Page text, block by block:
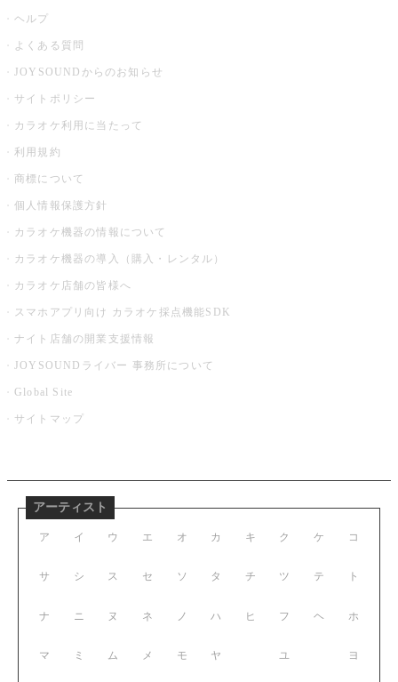
ヘルプ
よくある質問
JOYSOUNDからのお知らせ
サイトポリシー
カラオケ利用に当たって
利用規約
商標について
個人情報保護方針
カラオケ機器の情報について
カラオケ機器の導入（購入・レンタル）
カラオケ店舗の皆様へ
スマホアプリ向け カラオケ採点機能SDK
ナイト店舗の開業支援情報
JOYSOUNDライバー 事務所について
Global Site
サイトマップ
アーティスト
ア イ ウ エ オ
サ シ ス セ ソ
ナ ニ ヌ ネ ノ
マ ミ ム メ モ
カ キ ク ケ コ
タ チ ツ テ ト
ハ ヒ フ ヘ ホ
ヤ ユ ヨ